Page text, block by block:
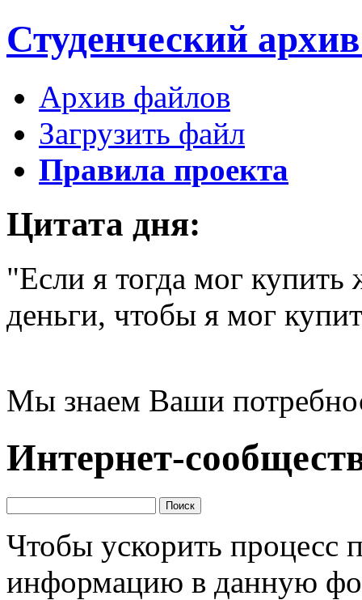
Студенческий
Архив файлов
Загрузить файл
Правила проекта
Цитата дня:
"Если я тогда мог купить
деньги, чтобы я мог
Мы знаем Ваши
Интернет-
Чтобы ускорить процесс
информацию в данную